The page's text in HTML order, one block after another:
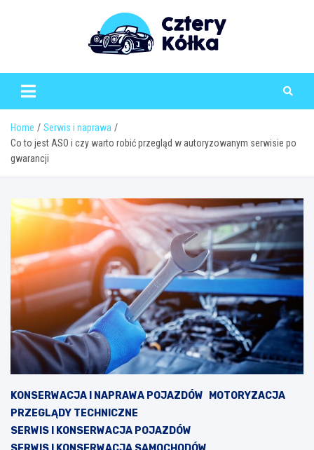
Home
Serwis i naprawa
Co to jest ASO i czy warto robić przegląd w autoryzowanym serwisie po
gwarancji
KONSERWACJA I NAPRAWA POJAZDÓW
MOTORYZACJA
PRZEGLĄDY TECHNICZNE
SERWIS I KONSERWACJA POJAZDÓW